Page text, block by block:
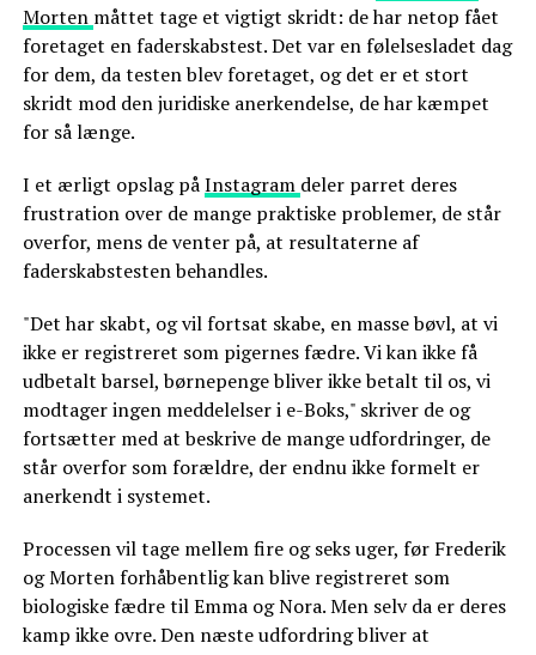
Morten måttet tage et vigtigt skridt: de har netop fået
foretaget en faderskabstest. Det var en følelsesladet dag
for dem, da testen blev foretaget, og det er et stort
skridt mod den juridiske anerkendelse, de har kæmpet
for så længe.
I et ærligt opslag påInstagram deler parret deres
frustration over de mange praktiske problemer, de står
overfor, mens de venter på, at resultaterne af
faderskabstesten behandles.
"Det har skabt, og vil fortsat skabe, en masse bøvl, at vi
ikke er registreret som pigernes fædre. Vi kan ikke få
udbetalt barsel, børnepenge bliver ikke betalt til os, vi
modtager ingen meddelelser i e-Boks," skriver de og
fortsætter med at beskrive de mange udfordringer, de
står overfor som forældre, der endnu ikke formelt er
anerkendt i systemet.
Processen vil tage mellem fire og seks uger, før Frederik
og Morten forhåbentlig kan blive registreret som
biologiske fædre til Emma og Nora. Men selv da er deres
kamp ikke ovre. Den næste udfordring bliver at